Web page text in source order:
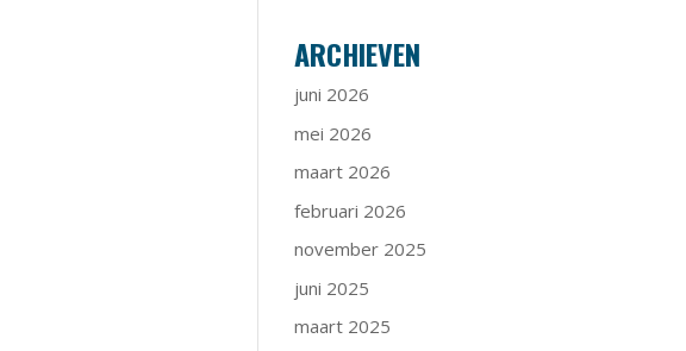
ARCHIEVEN
juni 2026
mei 2026
maart 2026
februari 2026
november 2025
juni 2025
maart 2025